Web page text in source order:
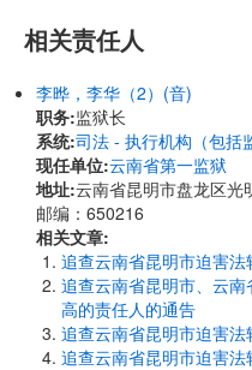
相关责任人
李晔，李华（2）(音)
职务:监狱长
系统:司法 - 执行机构（包括
现任单位:云南省第一监狱
地址:云南省昆明市盘龙区
邮编：650216
相关文章:
追查云南省昆明市迫害
追查云南省昆明市、云
高的责任人的通告
追查云南省昆明市迫害
追查云南省昆明市迫害